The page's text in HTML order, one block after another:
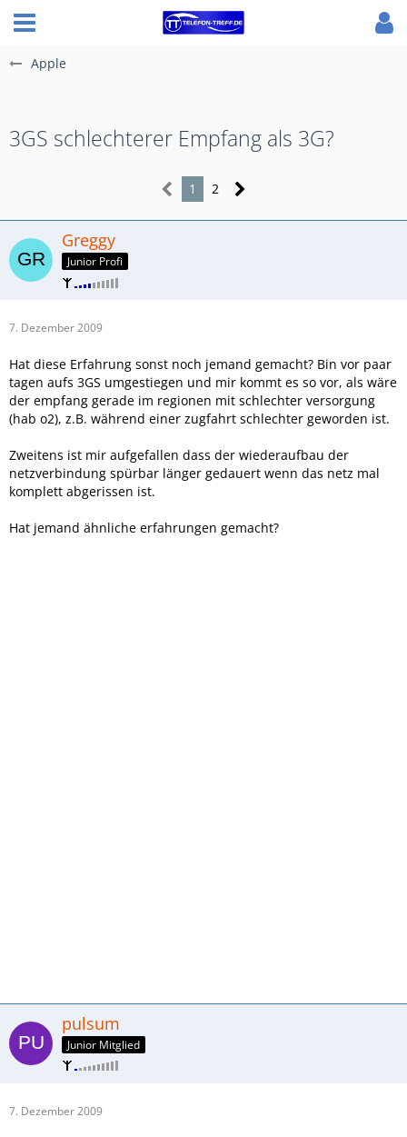
Apple
3GS schlechterer Empfang als 3G?
1 2
Greggy
Junior Profi
7. Dezember 2009
Hat diese Erfahrung sonst noch jemand gemacht? Bin vor paar
tagen aufs 3GS umgestiegen und mir kommt es so vor, als wäre
der empfang gerade im regionen mit schlechter versorgung
(hab o2), z.B. während einer zugfahrt schlechter geworden ist.
Zweitens ist mir aufgefallen dass der wiederaufbau der
netzverbindung spürbar länger gedauert wenn das netz mal
komplett abgerissen ist.
Hat jemand ähnliche erfahrungen gemacht?
pulsum
Junior Mitglied
7. Dezember 2009